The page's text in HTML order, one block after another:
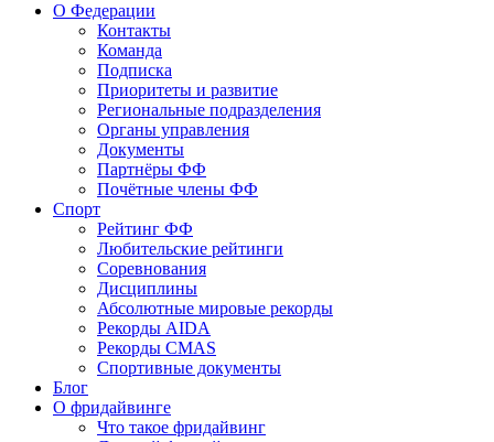
О Федерации
Контакты
Команда
Подписка
Приоритеты и развитие
Региональные подразделения
Органы управления
Документы
Партнёры ФФ
Почётные члены ФФ
Спорт
Рейтинг ФФ
Любительские рейтинги
Соревнования
Дисциплины
Абсолютные мировые рекорды
Рекорды AIDA
Рекорды CMAS
Спортивные документы
Блог
О фридайвинге
Что такое фридайвинг